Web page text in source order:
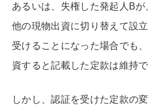
あるいは、失権した発起人B
他の現物出資に切り替えて設
受けることになった場合でも
資すると記載した定款は維持
しかし、認証を受けた定款の